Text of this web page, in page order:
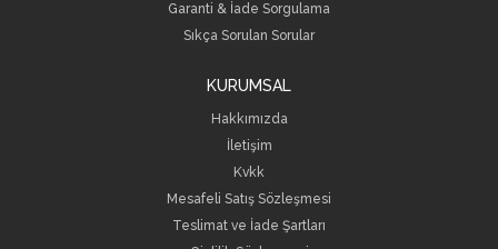
Garanti & İade Sorgulama
Sıkça Sorulan Sorular
KURUMSAL
Hakkımızda
İletişim
Kvkk
Mesafeli Satış Sözleşmesi
Teslimat ve İade Şartları